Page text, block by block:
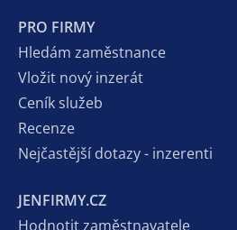
PRO FIRMY
Hledám zaměstnance
Vložit nový inzerát
Ceník služeb
Recenze
Nejčastější dotazy - inzerenti
JENFIRMY.CZ
Hodnotit zaměstnavatele